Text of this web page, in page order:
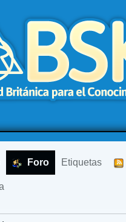
Foro Etiquetas